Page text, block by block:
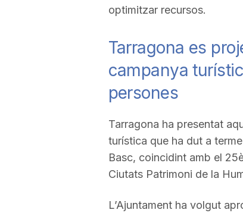
optimitzar recursos.
Tarragona es
campanya
persones
Tarragona ha presentat
turística que ha dut a
Basc, coincidint amb el
Ciutats Patrimoni de la
L’Ajuntament ha volgut